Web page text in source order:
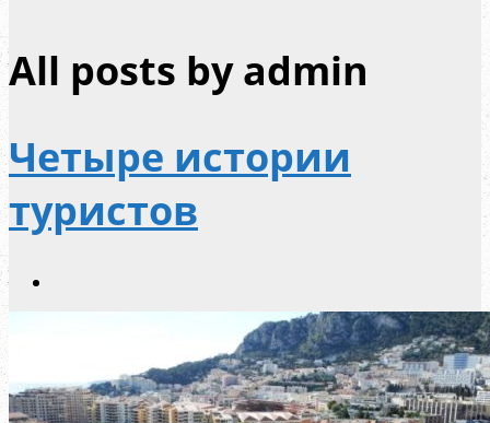
All posts by admin
Четыре истории
туристов